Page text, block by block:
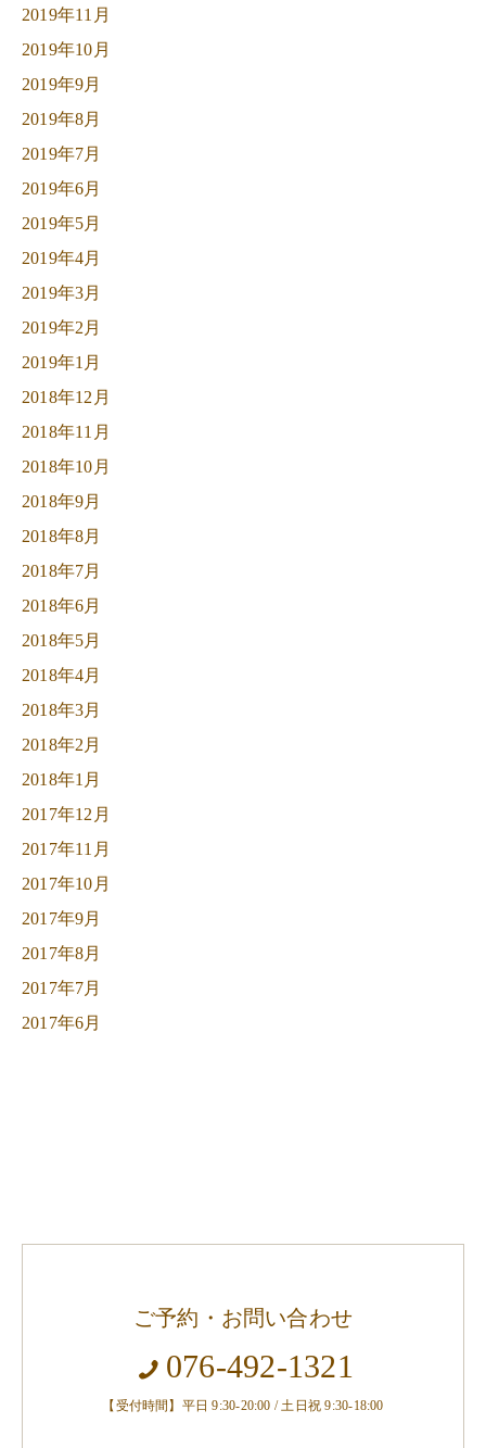
2019年11月
2019年10月
2019年9月
2019年8月
2019年7月
2019年6月
2019年5月
2019年4月
2019年3月
2019年2月
2019年1月
2018年12月
2018年11月
2018年10月
2018年9月
2018年8月
2018年7月
2018年6月
2018年5月
2018年4月
2018年3月
2018年2月
2018年1月
2017年12月
2017年11月
2017年10月
2017年9月
2017年8月
2017年7月
2017年6月
ご予約・お問い合わせ
076-492-1321
【受付時間】平日 9:30-20:00 / 土日祝 9:30-18:00